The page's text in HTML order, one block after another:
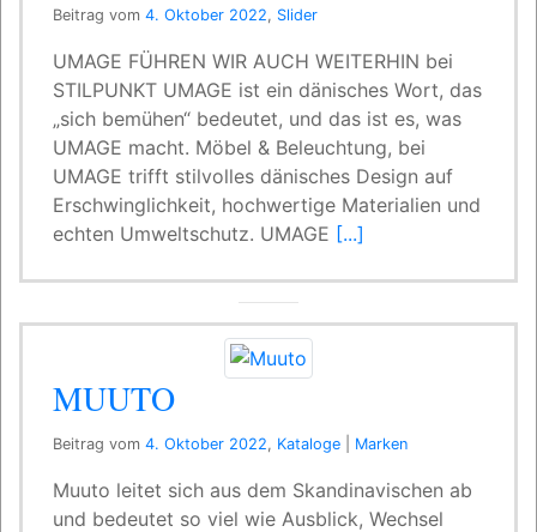
Beitrag vom 4. Oktober 2022, Slider
UMAGE FÜHREN WIR AUCH WEITERHIN bei
STILPUNKT UMAGE ist ein dänisches Wort, das
„sich bemühen“ bedeutet, und das ist es, was
UMAGE macht. Möbel & Beleuchtung, bei
UMAGE trifft stilvolles dänisches Design auf
Erschwinglichkeit, hochwertige Materialien und
echten Umweltschutz. UMAGE [...]
MUUTO
Beitrag vom 4. Oktober 2022, Kataloge Marken
Muuto leitet sich aus dem Skandinavischen ab
und bedeutet so viel wie Ausblick, Wechsel